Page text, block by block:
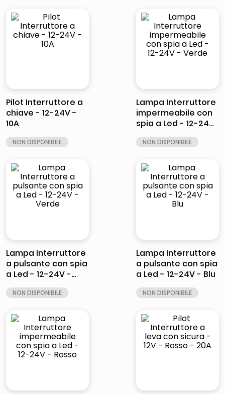
Pilot Interruttore a
chiave - 12-24V -
10A
Lampa Interruttore
impermeabile con
spia a Led - 12-24V
- Verde
Lampa Interruttore
a pulsante con spia
a Led - 12-24V -
Verde
Lampa Interruttore
a pulsante con spia
a Led - 12-24V - Blu